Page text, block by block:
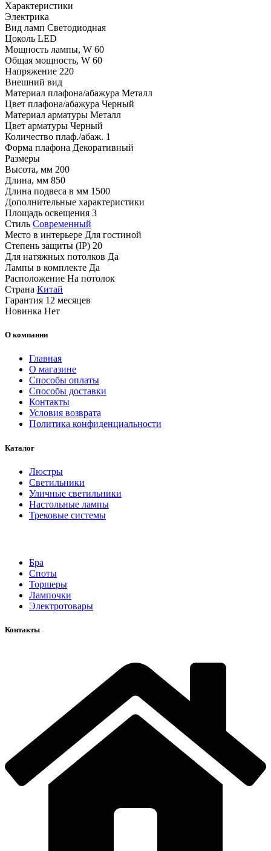
Характеристики
Электрика
Вид ламп Светодиодная
Цоколь LED
Мощность лампы, W 60
Общая мощность, W 60
Напряжение 220
Внешний вид
Материал плафона/абажура Металл
Цвет плафона/абажура Черный
Материал арматуры Металл
Цвет арматуры Черный
Количество плаф./абаж. 1
Форма плафона Декоративный
Размеры
Высота, мм 200
Длина, мм 850
Длина подвеса в мм 1500
Дополнительные характеристики
Площадь освещения 3
Стиль Современный
Место в интерьере Для гостиной
Степень защиты (IP) 20
Для натяжных потолков Да
Лампы в комплекте Да
Расположение На потолок
Страна Китай
Гарантия 12 месяцев
Новинка Нет
О компании
Главная
О магазине
Способы оплаты
Способы доставки
Контакты
Условия возврата
Политика конфиденциальности
Каталог
Люстры
Светильники
Уличные светильники
Настольные лампы
Трековые системы
Бра
Споты
Торшеры
Лампочки
Электротовары
Контакты